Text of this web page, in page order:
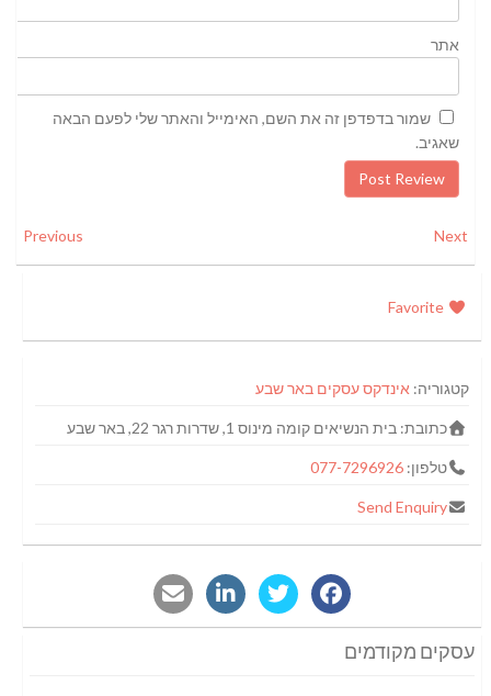
אתר
שמור בדפדפן זה את השם, האימייל והאתר שלי לפעם הבאה
שאגיב.
Previous Next
Favorite
קטגוריה: אינדקס עסקים באר שבע
כתובת: בית הנשיאים קומה מינוס 1, שדרות רגר 22, באר שבע
טלפון:077-7296926
Send Enquiry
עסקים מקודמים